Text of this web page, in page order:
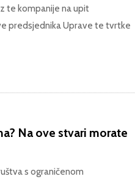
te kompanije na upit
predsjednika Uprave te tvrtke
Na ove stvari morate
s ograničenom